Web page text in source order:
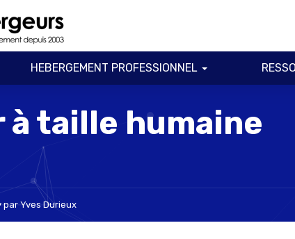
HEBERGEMENT PROFESSIONNEL
à taille humaine
par Yves Durieux